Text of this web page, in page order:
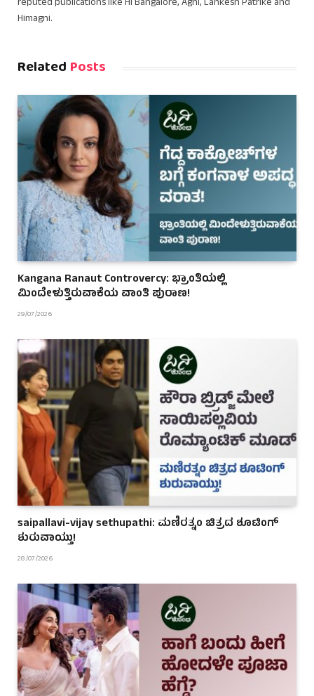
reputed publications like Hi Bangalore, Agni, Lankesh Patrike and
Himagni.
Related Posts
Kangana Ranaut Controvercy: ಭ್ರಾಂತಿಯಲ್ಲಿ
ಮಿಂದೇಳುತ್ತಿರುವಾಕೆಯ ವಾಂತಿ ಪುರಾಣ!
29/07/2026
saipallavi-vijay sethupathi: ಮಣಿರತ್ನಂ ಚಿತ್ರದ ಶೂಟಿಂಗ್
ಶುರುವಾಯ್ತು!
28/07/2026